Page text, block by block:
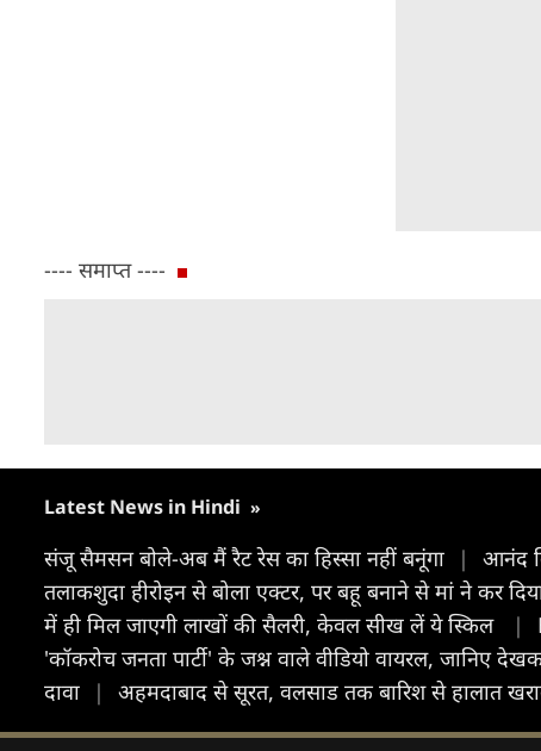
---- समाप्त ----
Latest News in Hindi »
संजू सैमसन बोले-अब मैं रैट रेस का हिस्सा नहीं बनूंगा | आनंद
तलाकशुदा हीरोइन से बोला एक्टर, पर बहू बनाने से मां ने कर
में ही मिल जाएगी लाखों की सैलरी, केवल सीख लें ये स्किल
|
'कॉकरोच जनता पार्टी' के जश्न वाले वीडियो वायरल, जानिए
दावा
| अहमदाबाद से सूरत, वलसाड तक बार‍िश से हालात